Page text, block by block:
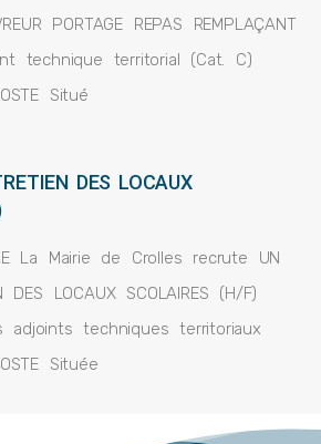
PORTAGE REPAS REMPLAÇANT
technique territorial (Cat. C)
Situé
DES LOCAUX
La Mairie de Crolles recrute UN
DES LOCAUX SCOLAIRES (H/F)
adjoints techniques territoriaux
Située